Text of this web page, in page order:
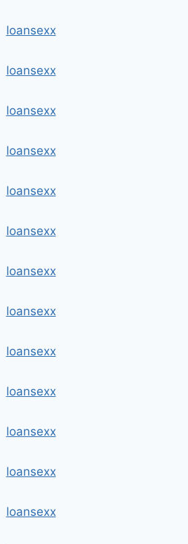
loansexx
loansexx
loansexx
loansexx
loansexx
loansexx
loansexx
loansexx
loansexx
loansexx
loansexx
loansexx
loansexx